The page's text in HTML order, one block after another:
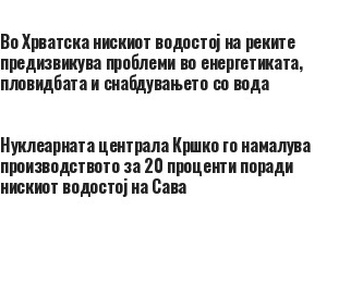
Во Хрватска нискиот водостој на реките
предизвикува проблеми во енергетиката,
пловидбата и снабдувањето со вода
Нуклеарната централа Кршко го намалува
производството за 20 проценти поради
нискиот водостој на Сава